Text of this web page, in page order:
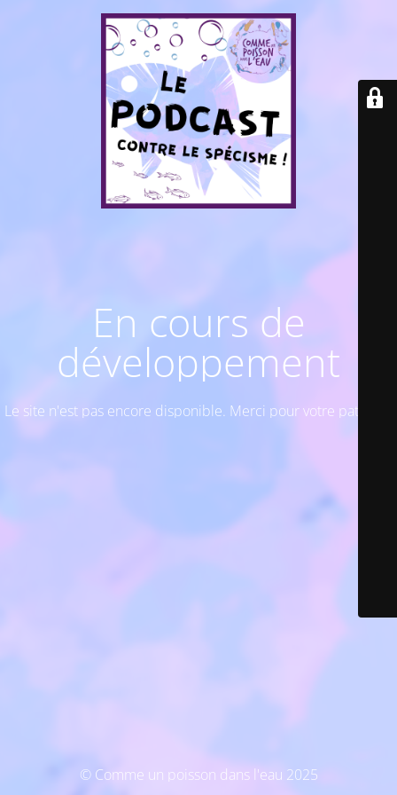
En cours de
développement
Le site n'est pas encore disponible. Merci pour votre patience
© Comme un poisson dans l'eau 2025